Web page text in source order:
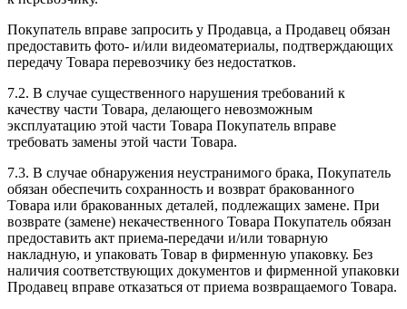
Покупатель вправе запросить у Продавца, а Продавец обязан
предоставить фото- и/или видеоматериалы, подтверждающих
передачу Товара перевозчику без недостатков.
7.2. В случае существенного нарушения требований к
качеству части Товара, делающего невозможным
эксплуатацию этой части Товара Покупатель вправе
требовать замены этой части Товара.
7.3. В случае обнаружения неустранимого брака, Покупатель
обязан обеспечить сохранность и возврат бракованного
Товара или бракованных деталей, подлежащих замене. При
возврате (замене) некачественного Товара Покупатель обязан
предоставить акт приема-передачи и/или товарную
накладную, и упаковать Товар в фирменную упаковку. Без
наличия соответствующих документов и фирменной упаковки
Продавец вправе отказаться от приема возвращаемого Товара.